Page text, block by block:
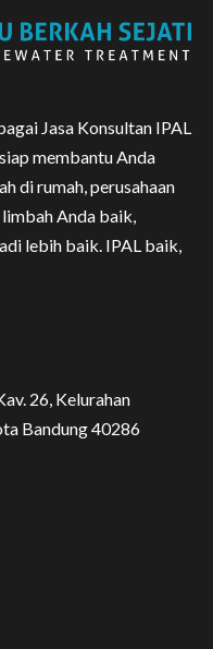
Jasa Konsultan IPAL
membantu Anda
di rumah, perusahaan
Anda baik,
lebih baik. IPAL baik,
26, Kelurahan
Bandung 40286